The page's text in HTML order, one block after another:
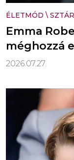
ÉLETMÓD \
Emma
méghozzá
2026.07.27.